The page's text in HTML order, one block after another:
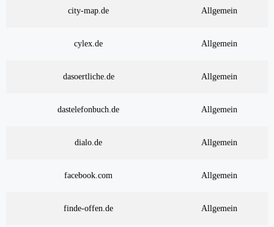
city-map.de Allgemein
cylex.de Allgemein
dasoertliche.de Allgemein
dastelefonbuch.de Allgemein
dialo.de Allgemein
facebook.com Allgemein
finde-offen.de Allgemein